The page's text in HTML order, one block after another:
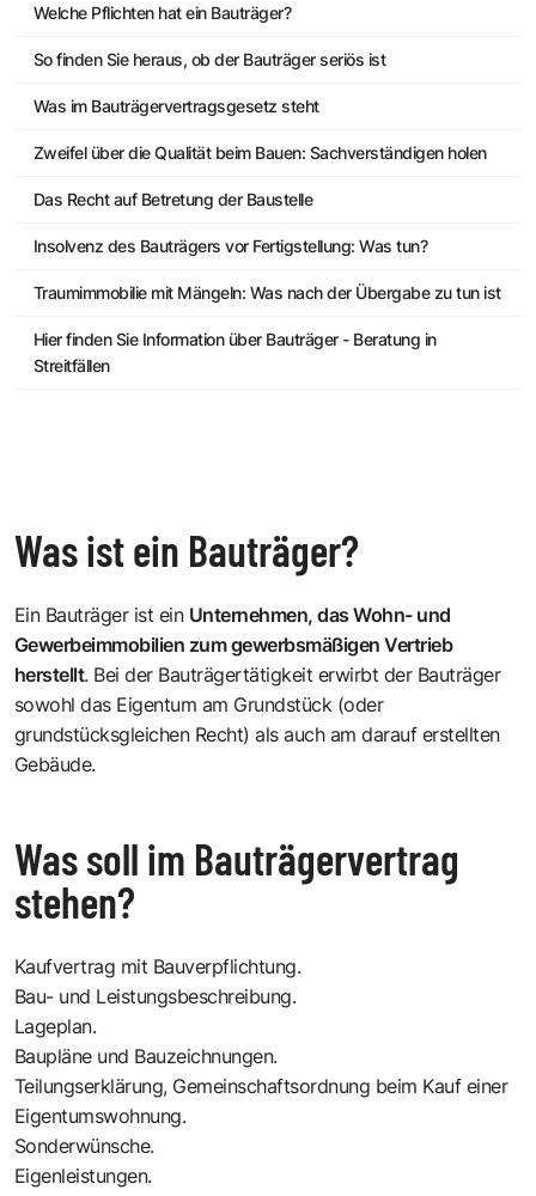
Welche Pflichten hat ein Bauträger?
So finden Sie heraus, ob der Bauträger seriös ist
Was im Bauträgervertragsgesetz steht
Zweifel über die Qualität beim Bauen: Sachverständigen holen
Das Recht auf Betretung der Baustelle
Insolvenz des Bauträgers vor Fertigstellung: Was tun?
Traumimmobilie mit Mängeln: Was nach der Übergabe zu tun ist
Hier finden Sie Information über Bauträger - Beratung in
Streitfällen
Was ist ein Bauträger?
Ein Bauträger ist ein Unternehmen, das Wohn- und
Gewerbeimmobilien zum gewerbsmäßigen Vertrieb
herstellt. Bei der Bauträgertätigkeit erwirbt der Bauträger
sowohl das Eigentum am Grundstück (oder
grundstücksgleichen Recht) als auch am darauf erstellten
Gebäude.
Was soll im Bauträgervertrag
stehen?
Kaufvertrag mit Bauverpflichtung.
Bau- und Leistungsbeschreibung.
Lageplan.
Baupläne und Bauzeichnungen.
Teilungserklärung, Gemeinschaftsordnung beim Kauf einer
Eigentumswohnung.
Sonderwünsche.
Eigenleistungen.